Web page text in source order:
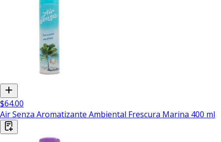
$64.00
Air Senza Aromatizante Ambiental Frescura Marina 400 ml